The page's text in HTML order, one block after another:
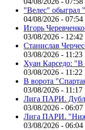
"Велес" обыграл
04/08/2026 - 07:54
Игорь
03/08/2026 - 12:42
Станислав
03/08/2026 - 11:23
Хуан Карседо: "В
03/08/2026 - 11:22
В ворота
03/08/2026 - 11:17
Лига ПАРИ.
03/08/2026 - 06:07
Лига ПАРИ.
03/08/2026 - 06:04